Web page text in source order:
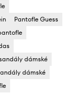
Pantofle Guess
dámské
dámské